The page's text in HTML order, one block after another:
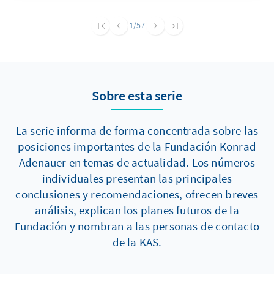
und erfüllt mehrere politische Funktionen.
1/57
Sobre esta serie
La serie informa de forma concentrada sobre las
posiciones importantes de la Fundación Konrad
Adenauer en temas de actualidad. Los números
individuales presentan las principales
conclusiones y recomendaciones, ofrecen breves
análisis, explican los planes futuros de la
Fundación y nombran a las personas de contacto
de la KAS.